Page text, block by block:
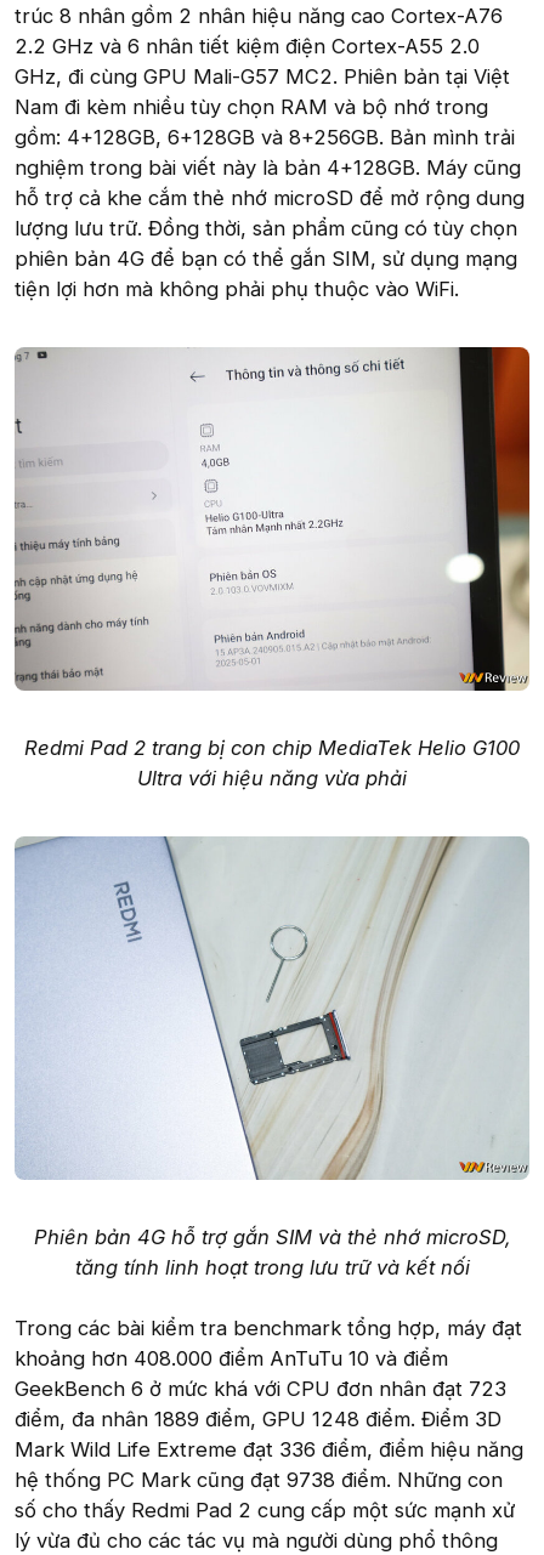
trúc 8 nhân gồm 2 nhân hiệu năng cao Cortex-A76
2.2 GHz và 6 nhân tiết kiệm điện Cortex-A55 2.0
GHz, đi cùng GPU Mali-G57 MC2. Phiên bản tại Việt
Nam đi kèm nhiều tùy chọn RAM và bộ nhớ trong
gồm: 4+128GB, 6+128GB và 8+256GB. Bản mình trải
nghiệm trong bài viết này là bản 4+128GB. Máy cũng
hỗ trợ cả khe cắm thẻ nhớ microSD để mở rộng dung
lượng lưu trữ. Đồng thời, sản phẩm cũng có tùy chọn
phiên bản 4G để bạn có thể gắn SIM, sử dụng mạng
tiện lợi hơn mà không phải phụ thuộc vào WiFi.
Redmi Pad 2 trang bị con chip MediaTek Helio G100
Ultra với hiệu năng vừa phải
Phiên bản 4G hỗ trợ gắn SIM và thẻ nhớ microSD,
tăng tính linh hoạt trong lưu trữ và kết nối
Trong các bài kiểm tra benchmark tổng hợp, máy đạt
khoảng hơn 408.000 điểm AnTuTu 10 và điểm
GeekBench 6 ở mức khá với CPU đơn nhân đạt 723
điểm, đa nhân 1889 điểm, GPU 1248 điểm. Điểm 3D
Mark Wild Life Extreme đạt 336 điểm, điểm hiệu năng
hệ thống PC Mark cũng đạt 9738 điểm. Những con
số cho thấy Redmi Pad 2 cung cấp một sức mạnh xử
lý vừa đủ cho các tác vụ mà người dùng phổ thông